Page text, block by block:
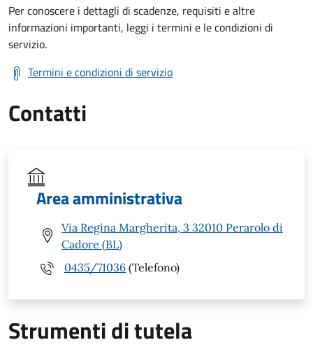
Per conoscere i dettagli di scadenze, requisiti e altre
informazioni importanti, leggi i termini e le condizioni di
servizio.
Termini e condizioni di servizio
Contatti
Area amministrativa
Via Regina Margherita, 3 32010 Perarolo di
Cadore (BL)
0435/71036 (Telefono)
Strumenti di tutela